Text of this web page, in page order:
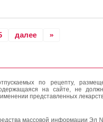
далее »
по рецепту,
на сайте, не
представленных
массовой информации